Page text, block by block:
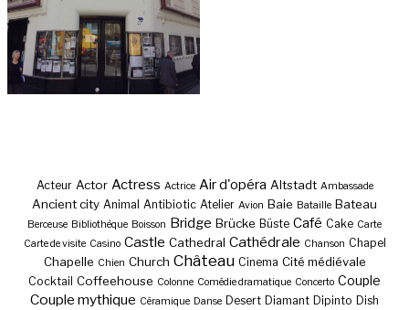
Acteur Actor Actress Actrice Air d'opéra Altstadt Ambassade
Ancient city Animal Antibiotic Atelier Avion Baie Bataille Bateau
Berceuse Bibliothèque Boisson Bridge Brücke Büste Café Cake Carte
Carte de visite Casino Castle Cathedral Cathédrale Chanson Chapel
Chapelle Chien Church Château Cinema Cité médiévale
Cocktail Coffeehouse Colonne Comédie dramatique Concerto Couple
Couple mythique Céramique Danse Desert Diamant Dipinto Dish